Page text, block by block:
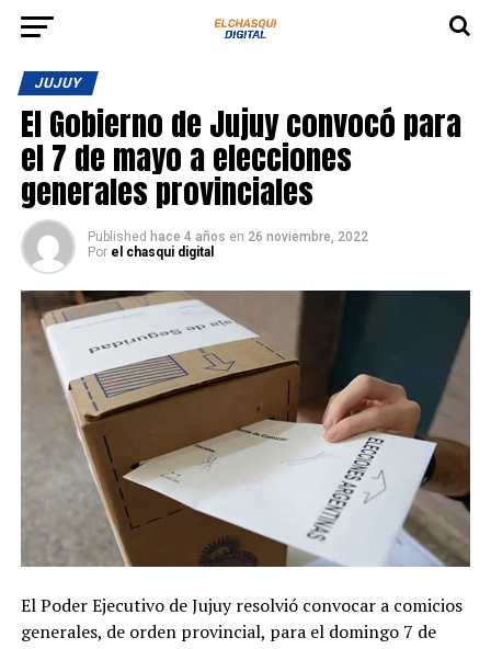
JUJUY
El Gobierno de Jujuy convocó para
el 7 de mayo a elecciones
generales provinciales
Published hace 4 años en 26 noviembre, 2022
Por el chasqui digital
El Poder Ejecutivo de Jujuy resolvió convocar a comicios
generales, de orden provincial, para el domingo 7 de